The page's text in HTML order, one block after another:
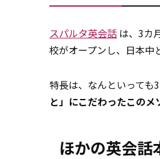
スパルタ英会話 は、3カ
校がオープンし、日本中
特長は、なんといっても
と」にこだわったこの
ほかの英会話